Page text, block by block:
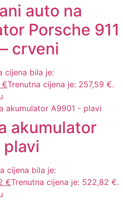
auto na
Porsche 911
crveni
cijena bila je:
€Trenutna cijena je: 257,59 €.
akumulator
plavi
cijena bila je:
€Trenutna cijena je: 522,82 €.